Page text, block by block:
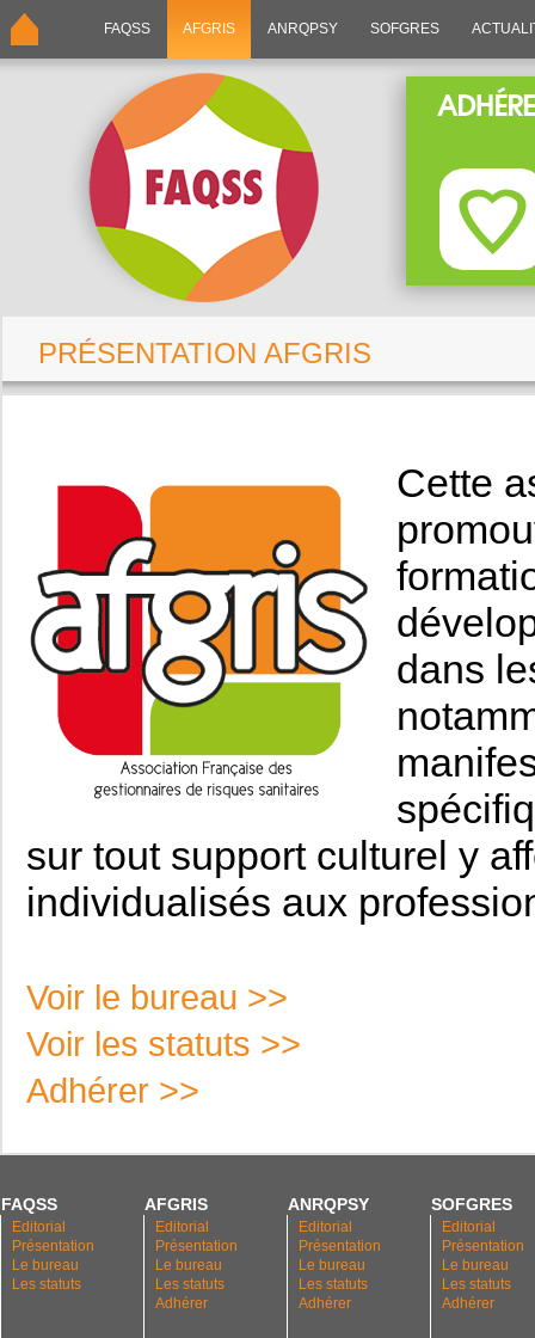
FAQSS AFGRIS ANRQPSY SOFGRES
PRÉSENTATION AFGRIS
Cette
dans
sur tout support culturel y
individualisés aux
Voir le bureau >>
Voir les statuts >>
Adhérer >>
FAQSS AFGRIS ANRQPSY SOFGRES
Editorial
Présentation
Le bureau
Les statuts
Editorial
Présentation
Le bureau
Les statuts
Adhérer
Editorial
Présentation
Le bureau
Les statuts
Adhérer
Editorial
Présentation
Le bureau
Les statuts
Adhérer